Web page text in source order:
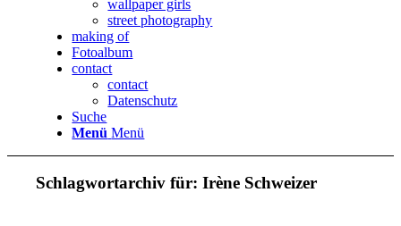
wallpaper girls
street photography
making of
Fotoalbum
contact
contact
Datenschutz
Suche
Menü Menü
Schlagwortarchiv für:Irène Schweizer